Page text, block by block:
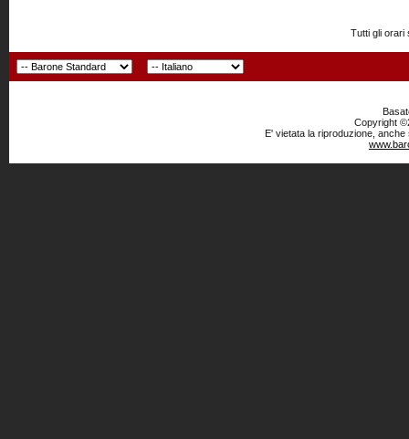
Tutti gli orari
Copyright
E' vietata la riproduzione,